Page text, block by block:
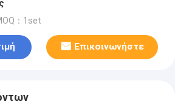
：1set
Επικοινωνήστε